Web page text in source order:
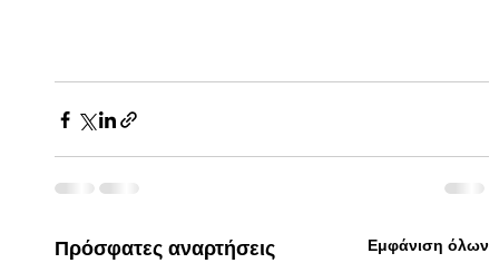
Πρόσφατες αναρτήσεις Εμφάνιση όλων